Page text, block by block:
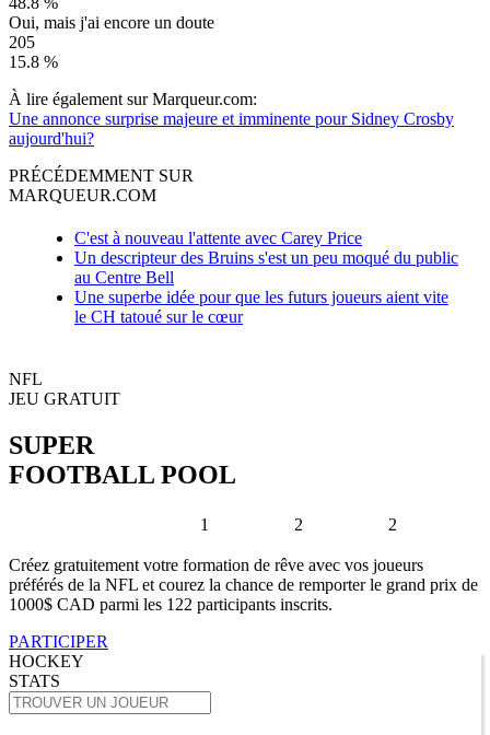
Oui, mais j'ai encore un doute
205
15.8 %
À lire également sur Marqueur.com:
Une annonce surprise majeure et imminente pour Sidney Crosby
aujourd'hui?
PRÉCÉDEMMENT SUR
MARQUEUR.COM
C'est à nouveau l'attente avec Carey Price
Un descripteur des Bruins s'est un peu moqué du public
au Centre Bell
Une superbe idée pour que les futurs joueurs aient vite
le CH tatoué sur le cœur
NFL
JEU GRATUIT
SUPER
FOOTBALL POOL
1 2 2
Créez gratuitement votre formation de rêve avec vos joueurs
préférés de la NFL et courez la chance de remporter le grand prix de
1000$ CAD parmi les 122 participants inscrits.
PARTICIPER
HOCKEY
STATS